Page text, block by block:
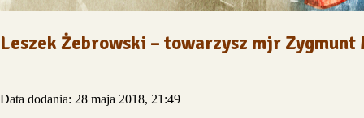
Leszek Żebrowski – towarzysz mjr
Data dodania: 28 maja 2018, 21:49